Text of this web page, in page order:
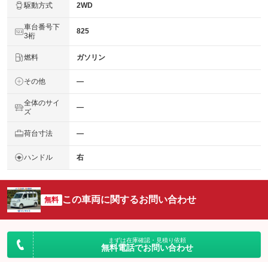
駆動方式 2WD
車台番号下
3桁
825
燃料 ガソリン
その他 ―
全体のサイ
ズ
―
荷台寸法 ―
ハンドル 右
無料 この車両に関するお問い合わせ
まずは在庫確認・見積り依頼
無料電話でお問い合わせ